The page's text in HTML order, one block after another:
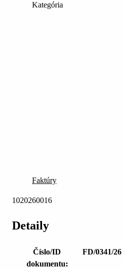
Kategória
Faktúry
1020260016
Detaily
Číslo/ID
dokumentu:
FD/0341/26